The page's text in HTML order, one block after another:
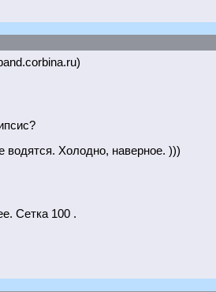
водятся. Холодно, наверное. )))
Сетка 100 .